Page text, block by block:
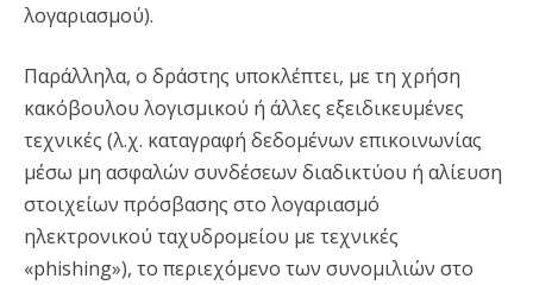
λογαριασμού).
Παράλληλα, ο δράστης υποκλέπτει, με τη χρήση
κακόβουλου λογισμικού ή άλλες εξειδικευμένες
τεχνικές (λ.χ. καταγραφή δεδομένων επικοινωνίας
μέσω μη ασφαλών συνδέσεων διαδικτύου ή αλίευση
στοιχείων πρόσβασης στο λογαριασμό
ηλεκτρονικού ταχυδρομείου με τεχνικές
«phishing»), το περιεχόμενο των συνομιλιών στο